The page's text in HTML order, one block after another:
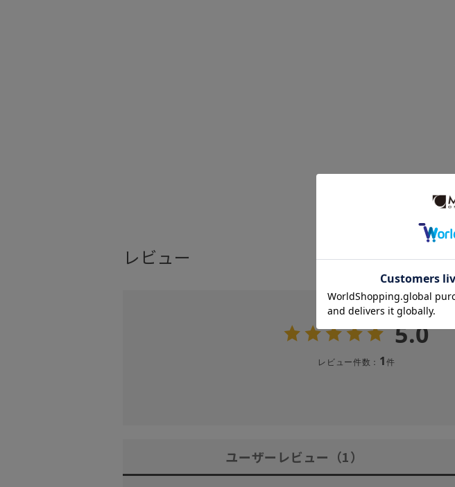
レビュー
5.0
レビュー件数： 1件
ユーザーレビュー （1）